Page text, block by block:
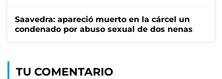
Saavedra: apareció muerto en la cárcel un
condenado por abuso sexual de dos nenas
TU COMENTARIO